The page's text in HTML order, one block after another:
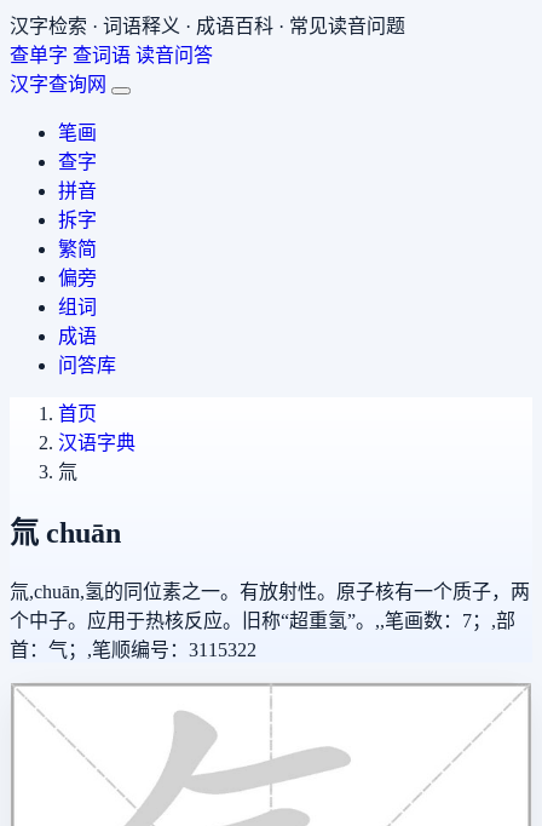
汉字检索 · 词语释义 · 成语百科 · 常见读音问题
查单字 查词语 读音问答
汉字查询网
笔画
查字
拼音
拆字
繁简
偏旁
组词
成语
问答库
首页
汉语字典
氚
氚 chuān
氚,chuān,氢的同位素之一。有放射性。原子核有一个质子，两
个中子。应用于热核反应。旧称“超重氢”。,,笔画数：7；,部
首：气；,笔顺编号：3115322